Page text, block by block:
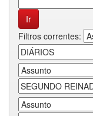
Filtros correntes: